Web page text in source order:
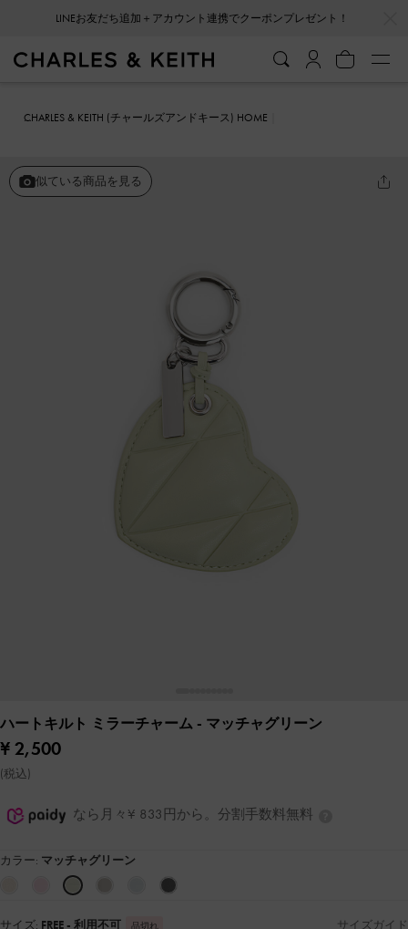
LINEお友だち追加＋アカウント連携でクーポンプレゼント！
CHARLES & KEITH (チャールズアンドキース) HOME
似ている商品を見る
ハートキルト ミラーチャーム - マッチャグリーン
¥ 2,500
(税込)
なら月々¥ 833円から。分割手数料無料
カラー: マッチャグリーン
サイズ: FREE - 利用不可 品切れ サイズガイド